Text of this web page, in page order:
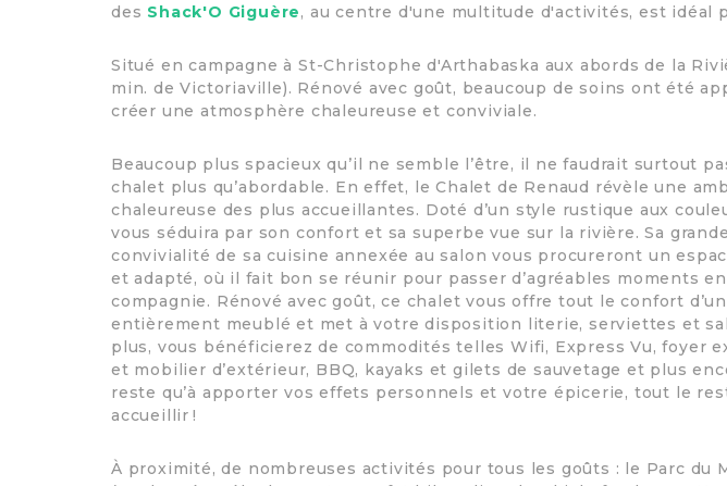
des Shack'O Giguère, au centre d'une multitude d'activités, est idéal
Situé en campagne à St-Christophe d'Arthabaska aux abords de la
min. de Victoriaville). Rénové avec goût, beaucoup de soins ont été
créer une atmosphère chaleureuse et conviviale.
Beaucoup plus spacieux qu’il ne semble l’être, il ne faudrait surtout
chalet plus qu’abordable. En effet, le Chalet de Renaud révèle une
chaleureuse des plus accueillantes. Doté d’un style rustique aux
vous séduira par son confort et sa superbe vue sur la rivière. Sa
convivialité de sa cuisine annexée au salon vous procureront un
et adapté, où il fait bon se réunir pour passer d’agréables moments
compagnie. Rénové avec goût, ce chalet vous offre tout le confort
entièrement meublé et met à votre disposition literie, serviettes et
plus, vous bénéficierez de commodités telles Wifi, Express Vu, foyer
et mobilier d’extérieur, BBQ, kayaks et gilets de sauvetage et plus
reste qu’à apporter vos effets personnels et votre épicerie, tout le
accueillir !
À proximité, de nombreuses activités pour tous les goûts : le Parc du